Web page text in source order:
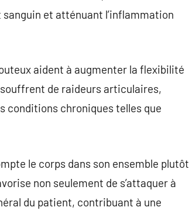
et atténuant l’inflammation
aident à augmenter la flexibilité
de raideurs articulaires,
conditions chroniques telles que
le corps dans son ensemble plutôt
non seulement de s’attaquer à
du patient, contribuant à une